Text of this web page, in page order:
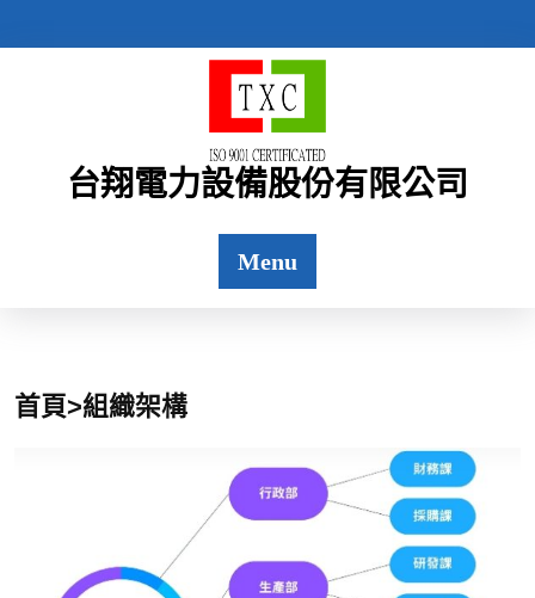
台翔電力設備股份有限公司
Menu
首頁>組織架構